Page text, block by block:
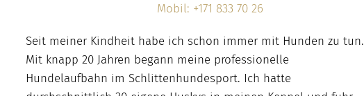
Mobil: +171 833 70 26
Seit meiner Kindheit habe ich schon immer mit Hunden zu tun.
Mit knapp 20 Jahren begann meine professionelle
Hundelaufbahn im Schlittenhundesport. Ich hatte